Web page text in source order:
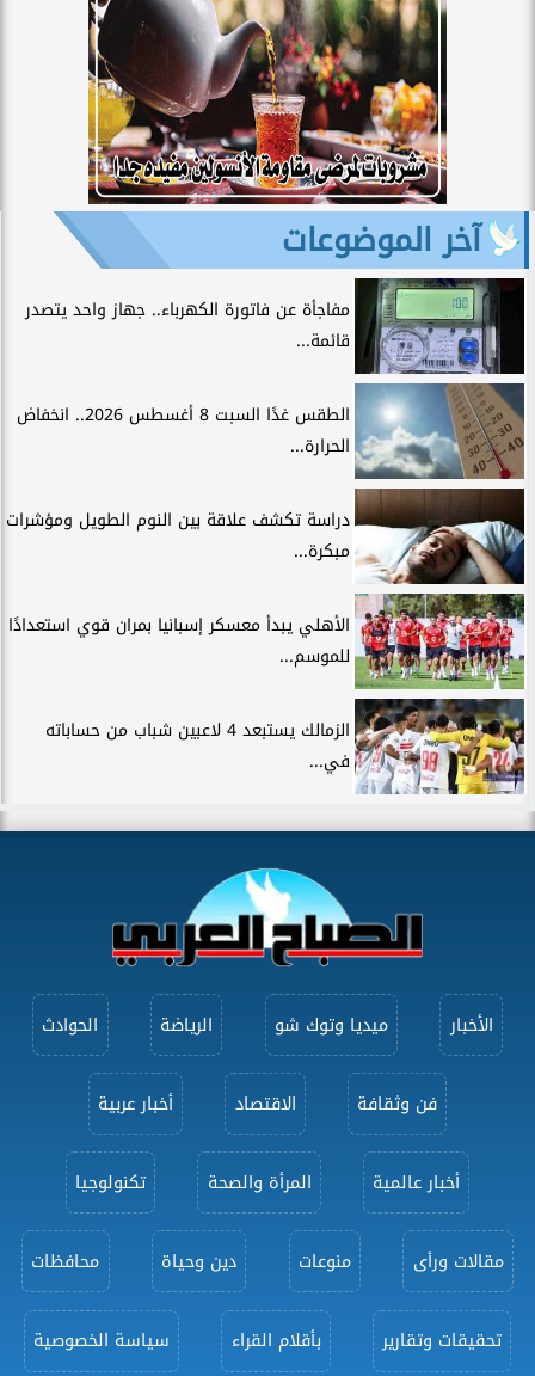
آخر الموضوعات
مفاجأة عن فاتورة الكهرباء.. جهاز واحد يتصدر
قائمة...
الطقس غدًا السبت 8 أغسطس 2026.. انخفاض
الحرارة...
دراسة تكشف علاقة بين النوم الطويل ومؤشرات
مبكرة...
الأهلي يبدأ معسكر إسبانيا بمران قوي استعدادًا
للموسم...
الزمالك يستبعد 4 لاعبين شباب من حساباته
في...
الأخبار ميديا وتوك شو الرياضة الحوادث
فن وثقافة الاقتصاد أخبار عربية
أخبار عالمية المرأة والصحة تكنولوجيا
مقالات ورأى منوعات دين وحياة محافظات
تحقيقات وتقارير بأقلام القراء سياسة الخصوصية